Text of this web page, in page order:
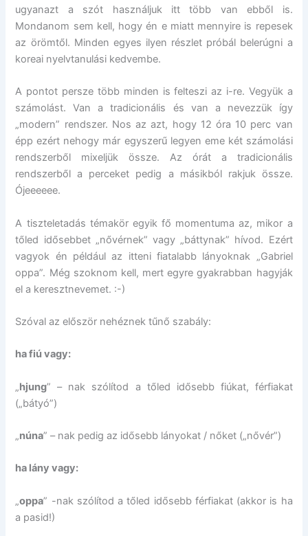
ugyanazt a szót használjuk itt több van ebből is.
Mondanom sem kell, hogy én e miatt mennyire is repesek
az örömtől. Minden egyes ilyen részlet próbál belerúgni a
koreai nyelvtanulási kedvembe.
A pontot persze több minden is felteszi az i-re. Vegyük a
számolást. Van a tradicionális és van a nevezzük így
„modern” rendszer. Nos az azt, hogy 12 óra 10 perc van
épp ezért nehogy már egyszerű legyen eme két számolási
rendszerből mixeljük össze. Az órát a tradicionális
rendszerből a perceket pedig a másikból rakjuk össze.
Ójeeeeee.
A tiszteletadás témakör egyik fő momentuma az, mikor a
tőled idősebbet „nővérnek” vagy „báttynak” hívod. Ezért
vagyok én például az itteni fiatalabb lányoknak „Gabriel
oppa”. Még szoknom kell, mert egyre gyakrabban hagyják
el a keresztnevemet. :-)
Szóval az először nehéznek tűnő szabály:
ha fiú vagy:
„hjung” – nak szólítod a tőled idősebb fiúkat, férfiakat
(„bátyó”)
„núna” – nak pedig az idősebb lányokat / nőket („nővér”)
ha lány vagy:
„oppa” -nak szólítod a tőled idősebb férfiakat (akkor is ha
a pasid!)